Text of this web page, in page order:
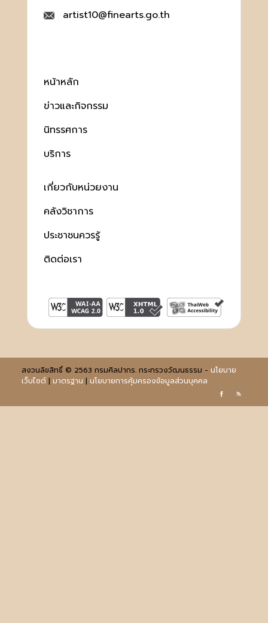
artist10@finearts.go.th
หน้าหลัก
ข่าวและกิจกรรม
นิทรรศการ
บริการ
เกี่ยวกับหน่วยงาน
คลังวิชาการ
ประชาชนควรรู้
ติดต่อเรา
สงวนลิขสิทธิ์ © 2563 กรมศิลปากร. กระทรวงวัฒนธรรม - นโยบาย
เว็บไซต์| มาตรฐาน | นโยบายการคุ้มครองข้อมูลส่วนบุคคล